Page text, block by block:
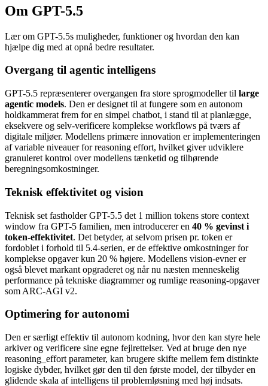
Om GPT-5.5
Lær om GPT-5.5s muligheder, funktioner og hvordan den kan
hjælpe dig med at opnå bedre resultater.
Overgang til agentic intelligens
GPT-5.5 repræsenterer overgangen fra store sprogmodeller til large
agentic models. Den er designet til at fungere som en autonom
holdkammerat frem for en simpel chatbot, i stand til at planlægge,
eksekvere og selv-verificere komplekse workflows på tværs af
digitale miljøer. Modellens primære innovation er implementeringen
af variable niveauer for reasoning effort, hvilket giver udviklere
granuleret kontrol over modellens tænketid og tilhørende
beregningsomkostninger.
Teknisk effektivitet og vision
Teknisk set fastholder GPT-5.5 det 1 million tokens store context
window fra GPT-5 familien, men introducerer en 40 % gevinst i
token-effektivitet. Det betyder, at selvom prisen pr. token er
fordoblet i forhold til 5.4-serien, er de effektive omkostninger for
komplekse opgaver kun 20 % højere. Modellens vision-evner er
også blevet markant opgraderet og når nu næsten menneskelig
performance på tekniske diagrammer og rumlige reasoning-opgaver
som ARC-AGI v2.
Optimering for autonomi
Den er særligt effektiv til autonom kodning, hvor den kan styre hele
arkiver og verificere sine egne fejlrettelser. Ved at bruge den nye
reasoning_effort parameter, kan brugere skifte mellem fem distinkte
logiske dybder, hvilket gør den til den første model, der tilbyder en
glidende skala af intelligens til problemløsning med høj indsats.